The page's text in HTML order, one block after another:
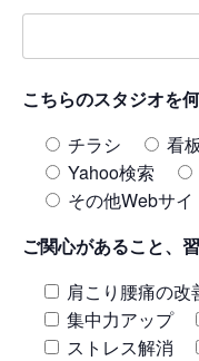
こちらのスタジオを
チラシ
看板
Yahoo検索
その他Webサイ
ご関心があること、
肩こり腰痛の改
集中力アップ
ストレス解消